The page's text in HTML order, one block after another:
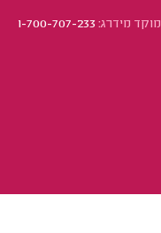
מוקד מידרג:1-700-707-233